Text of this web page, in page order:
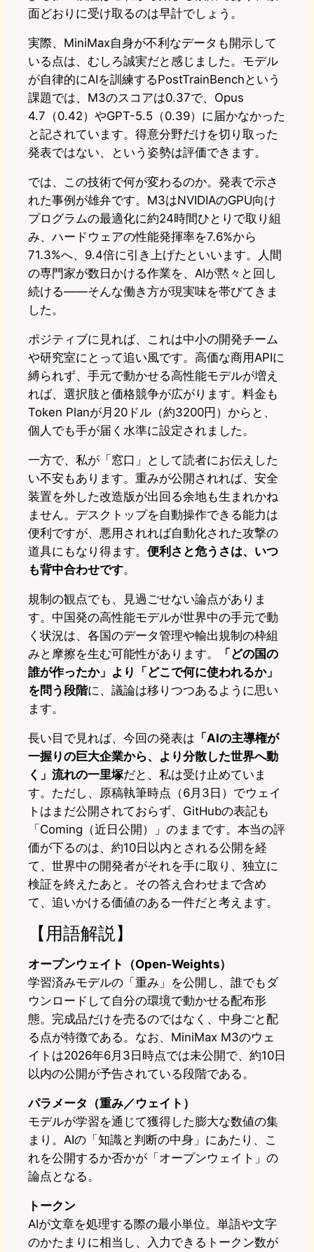
面どおりに受け取るのは早計でしょう。
実際、MiniMax自身が不利なデータも開示して
いる点は、むしろ誠実だと感じました。モデル
が自律的にAIを訓練するPostTrainBenchという
課題では、M3のスコアは0.37で、Opus
4.7（0.42）やGPT-5.5（0.39）に届かなかった
と記されています。得意分野だけを切り取った
発表ではない、という姿勢は評価できます。
では、この技術で何が変わるのか。発表で示さ
れた事例が雄弁です。M3はNVIDIAのGPU向け
プログラムの最適化に約24時間ひとりで取り組
み、ハードウェアの性能発揮率を7.6%から
71.3%へ、9.4倍に引き上げたといいます。人間
の専門家が数日かける作業を、AIが黙々と回し
続ける——そんな働き方が現実味を帯びてきま
した。
ポジティブに見れば、これは中小の開発チーム
や研究室にとって追い風です。高価な商用APIに
縛られず、手元で動かせる高性能モデルが増え
れば、選択肢と価格競争が広がります。料金も
Token Planが月20ドル（約3200円）からと、
個人でも手が届く水準に設定されました。
一方で、私が「窓口」として読者にお伝えした
い不安もあります。重みが公開されれば、安全
装置を外した改造版が出回る余地も生まれかね
ません。デスクトップを自動操作できる能力は
便利ですが、悪用されれば自動化された攻撃の
道具にもなり得ます。 便利さと危うさは、いつ
も背中合わせです。
規制の観点でも、見過ごせない論点がありま
す。中国発の高性能モデルが世界中の手元で動
く状況は、各国のデータ管理や輸出規制の枠組
みと摩擦を生む可能性があります。
「どの国の
誰が作ったか」より「どこで何に使われるか」
を問う段階に、議論は移りつつあるように思い
ます。
長い目で見れば、今回の発表は 「AIの主導権が
一握りの巨大企業から、より分散した世界へ動
く」流れの一里塚だと、私は受け止めていま
す。ただし、原稿執筆時点（6月3日）でウェイ
トはまだ公開されておらず、GitHubの表記も
「Coming（近日公開）」のままです。本当の評
価が下るのは、約10日以内とされる公開を経
て、世界中の開発者がそれを手に取り、独立に
検証を終えたあと。その答え合わせまで含め
て、追いかける価値のある一件だと考えます。
【用語解説】
オープンウェイト（Open-Weights）
学習済みモデルの「重み」を公開し、誰でもダ
ウンロードして自分の環境で動かせる配布形
態。完成品だけを売るのではなく、中身ごと配
る点が特徴である。なお、MiniMax M3のウェ
イトは2026年6月3日時点では未公開で、約10日
以内の公開が予告されている段階である。
パラメータ（重み／ウェイト）
モデルが学習を通じて獲得した膨大な数値の集
まり。AIの「知識と判断の中身」にあたり、こ
れを公開するか否かが「オープンウェイト」の
論点となる。
トークン
AIが文章を処理する際の最小単位。単語や文字
のかたまりに相当し、入力できるトークン数が